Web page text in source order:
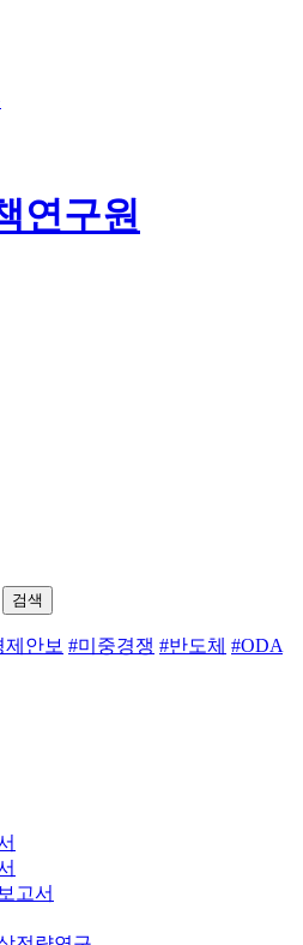
검색
제안보 #미중경쟁 #반도체 #ODA
고서